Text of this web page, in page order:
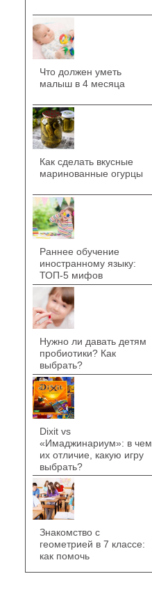
Что должен уметь
малыш в 4 месяца
Как сделать вкусные
маринованные огурцы
Раннее обучение
иностранному языку:
ТОП-5 мифов
Нужно ли давать детям
пробиотики? Как
выбрать?
Dixit vs
«Имаджинариум»: в чем
их отличие, какую игру
выбрать?
Знакомство с
геометрией в 7 классе:
как помочь